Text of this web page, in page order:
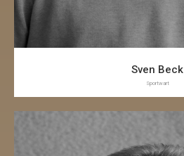
Sven Beck
Sportwart